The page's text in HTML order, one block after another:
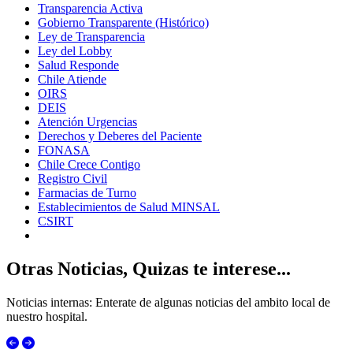
Transparencia Activa
Gobierno Transparente (Histórico)
Ley de Transparencia
Ley del Lobby
Salud Responde
Chile Atiende
OIRS
DEIS
Atención Urgencias
Derechos y Deberes del Paciente
FONASA
Chile Crece Contigo
Registro Civil
Farmacias de Turno
Establecimientos de Salud MINSAL
CSIRT
Otras Noticias, Quizas te interese...
Noticias internas: Enterate de algunas noticias del ambito local de
nuestro hospital.